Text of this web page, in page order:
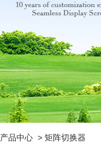
产品中心 > 矩阵切换器